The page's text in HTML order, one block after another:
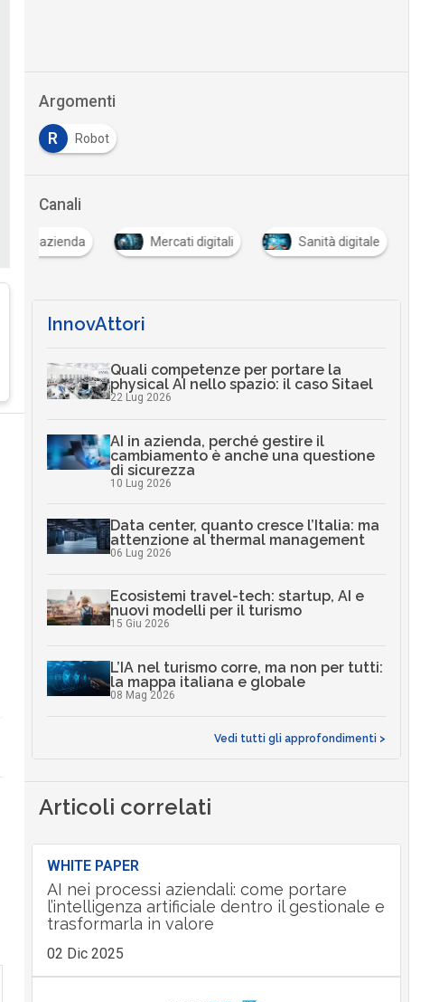
Argomenti
R Robot
Canali
in azienda Mercati digitali Sanità digitale
InnovAttori
Quali competenze per portare la
physical AI nello spazio: il caso Sitael
22 Lug 2026
AI in azienda, perché gestire il
cambiamento è anche una questione
di sicurezza
10 Lug 2026
Data center, quanto cresce l’Italia: ma
attenzione al thermal management
06 Lug 2026
Ecosistemi travel-tech: startup, AI e
nuovi modelli per il turismo
15 Giu 2026
L’IA nel turismo corre, ma non per tutti:
la mappa italiana e globale
08 Mag 2026
Vedi tutti gli approfondimenti >
Articoli correlati
WHITE PAPER
AI nei processi aziendali: come portare
l’intelligenza artificiale dentro il gestionale e
trasformarla in valore
02 Dic 2025